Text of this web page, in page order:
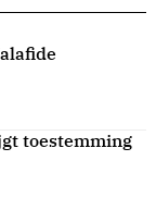
toestemming